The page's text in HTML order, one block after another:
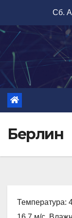
содержимому
Сб.
Берлин
Температура: